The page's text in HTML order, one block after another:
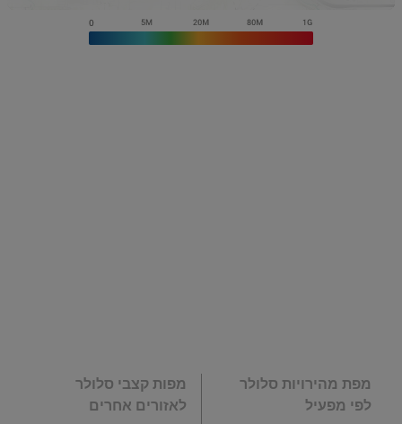
מפת מהירויות סלולר
לפי מפעיל
מפות קצבי סלולר
לאזורים אחרים